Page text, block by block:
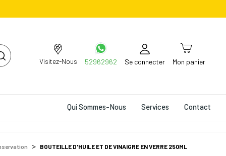
Visitez-Nous 52962962 Se connecter Mon panier
Qui Sommes-Nous Services Contact
BOUTEILLE D'HUILE ET DE VINAIGRE EN VERRE 250ML